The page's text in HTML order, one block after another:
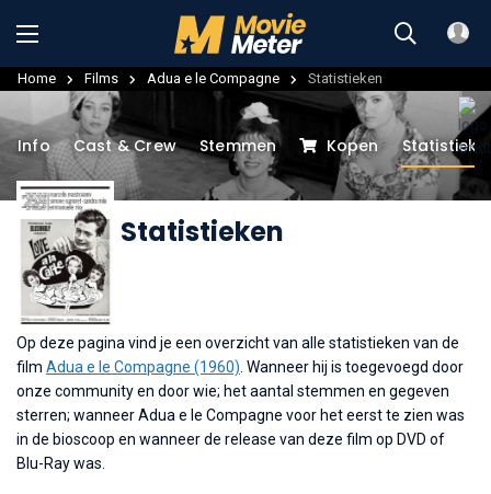
Home Films Adua e le Compagne Statistieken
Statistieken
Info Cast & Crew Stemmen Kopen
Op deze pagina vind je een overzicht van alle statistieken van de
film Adua e le Compagne (1960) . Wanneer hij is toegevoegd door
onze community en door wie; het aantal stemmen en gegeven
sterren; wanneer Adua e le Compagne voor het eerst te zien was
in de bioscoop en wanneer de release van deze film op DVD of
Blu-Ray was.